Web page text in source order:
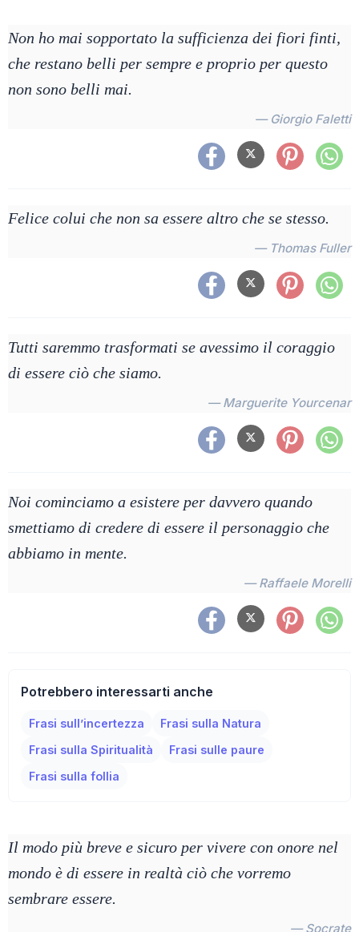
Non ho mai sopportato la sufficienza dei fiori finti,
che restano belli per sempre e proprio per questo
non sono belli mai.
— Giorgio Faletti
Felice colui che non sa essere altro che se stesso.
— Thomas Fuller
Tutti saremmo trasformati se avessimo il coraggio
di essere ciò che siamo.
— Marguerite Yourcenar
Noi cominciamo a esistere per davvero quando
smettiamo di credere di essere il personaggio che
abbiamo in mente.
— Raffaele Morelli
Potrebbero interessarti anche
Frasi sull’incertezza
Frasi sulla Natura
Frasi sulla Spiritualità
Frasi sulle paure
Frasi sulla follia
Il modo più breve e sicuro per vivere con onore nel
mondo è di essere in realtà ciò che vorremo
sembrare essere.
— Socrate